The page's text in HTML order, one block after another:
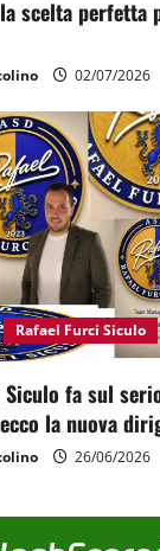
scelta perfetta
02/07/2026
Rafael Furci Siculo
Siculo fa sul
la nuova
26/06/2026